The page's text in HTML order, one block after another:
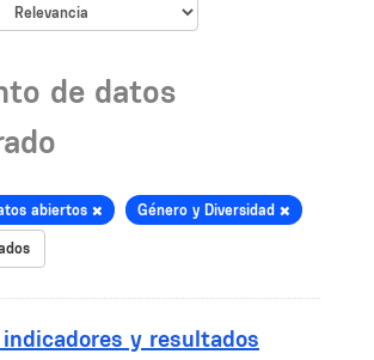
de datos
abiertos Género y Diversidad
y resultados